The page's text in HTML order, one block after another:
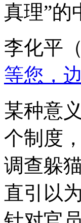
真理”的
李化平
等您，
某种意
个制度
调查躲
直引以